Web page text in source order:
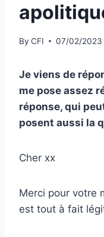
By CFI 07/02/2023
Je viens de
me pose assez
réponse, qui
posent aussi la
Cher xx
Merci pour votre
est tout à fait